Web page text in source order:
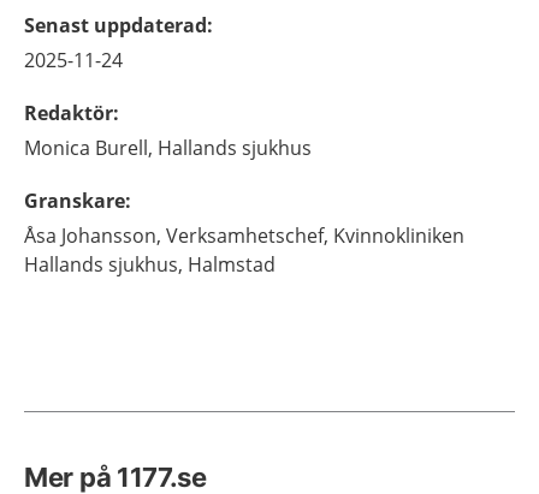
Senast uppdaterad:
2025-11-24
Redaktör:
Monica Burell, Hallands sjukhus
Granskare:
Åsa Johansson, Verksamhetschef, Kvinnokliniken
Hallands sjukhus, Halmstad
Mer på 1177.se